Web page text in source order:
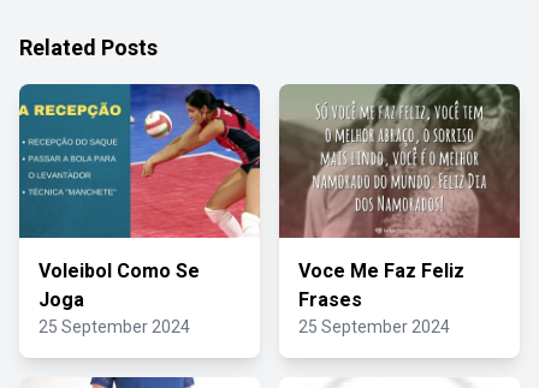
Related Posts
Voleibol Como Se
Joga
25 September 2024
Voce Me Faz Feliz
Frases
25 September 2024